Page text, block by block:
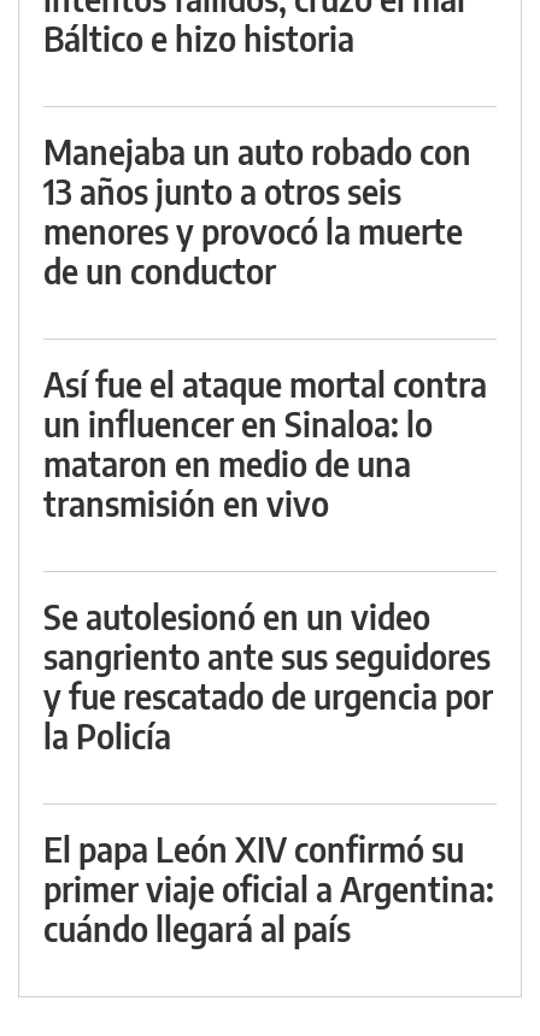
Báltico e hizo historia
Manejaba un auto robado con
13 años junto a otros seis
menores y provocó la muerte
de un conductor
Así fue el ataque mortal contra
un influencer en Sinaloa: lo
mataron en medio de una
transmisión en vivo
Se autolesionó en un video
sangriento ante sus seguidores
y fue rescatado de urgencia por
la Policía
El papa León XIV confirmó su
primer viaje oficial a Argentina:
cuándo llegará al país